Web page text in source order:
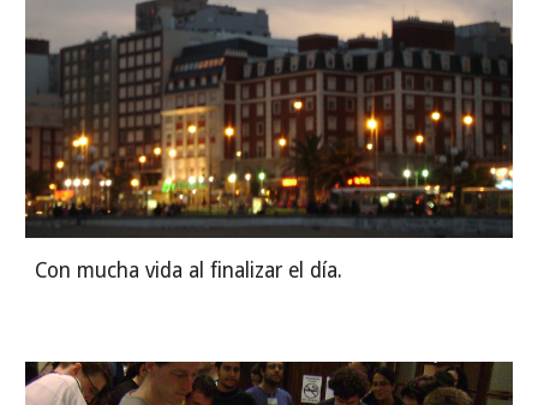
Con mucha vida al finalizar el día.